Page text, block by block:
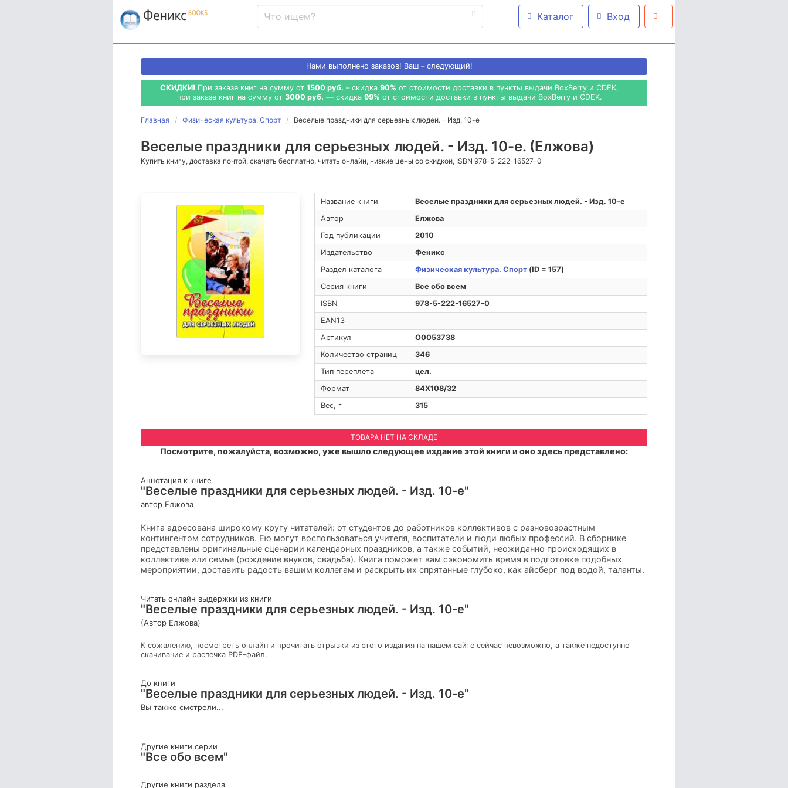
Каталог Вход
Нами выполнено заказов! Ваш – следующий!
СКИДКИ! При заказе книг на сумму от 1500 руб. – скидка 90% от стоимости доставки в пункты выдачи BoxBerry и CDEK,
при заказе книг на сумму от 3000 руб. — скидка 99% от стоимости доставки в пункты выдачи BoxBerry и CDEK.
Главная Физическая культура. Спорт Веселые праздники для серьезных людей. - Изд. 10-е
Веселые праздники для серьезных людей. - Изд. 10-е. (Елжова)
Купить книгу, доставка почтой, скачать бесплатно, читать онлайн, низкие цены со скидкой, ISBN 978-5-222-16527-0
Название книги
Веселые праздники для серьезных людей. - Изд. 10-е
Автор
Елжова
Год публикации
2010
Издательство
Феникс
Раздел каталога
Физическая культура. Спорт(ID = 157)
Серия книги
Все обо всем
ISBN
978-5-222-16527-0
EAN13
Артикул
O0053738
Количество страниц
346
Тип переплета
цел.
Формат
84Х108/32
Вес, г
315
ТОВАРА НЕТ НА СКЛАДЕ
Посмотрите, пожалуйста, возможно, уже вышло следующее издание этой книги и оно здесь представлено:
Аннотация к книге
"Веселые праздники для серьезных людей. - Изд. 10-е"
автор Елжова
Книга адресована широкому кругу читателей: от студентов до работников коллективов с разновозрастным
контингентом сотрудников. Ею могут воспользоваться учителя, воспитатели и люди любых профессий. В сборнике
представлены оригинальные сценарии календарных праздников, а также событий, неожиданно происходящих в
коллективе или семье (рождение внуков, свадьба). Книга поможет вам сэкономить время в подготовке подобных
мероприятии, доставить радость вашим коллегам и раскрыть их спрятанные глубоко, как айсберг под водой, таланты.
Читать онлайн выдержки из книги
"Веселые праздники для серьезных людей. - Изд. 10-е"
(Автор Елжова)
К сожалению, посмотреть онлайн и прочитать отрывки из этого издания на нашем сайте сейчас невозможно, а также недоступно
скачивание и распечка PDF-файл.
До книги
"Веселые праздники для серьезных людей. - Изд. 10-е"
Вы также смотрели...
Другие книги серии
"Все обо всем"
Другие книги раздела